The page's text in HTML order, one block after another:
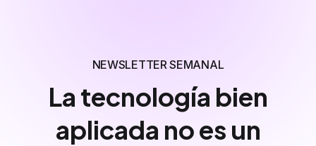
NEWSLETTER SEMANAL
La tecnología bien
aplicada no es un